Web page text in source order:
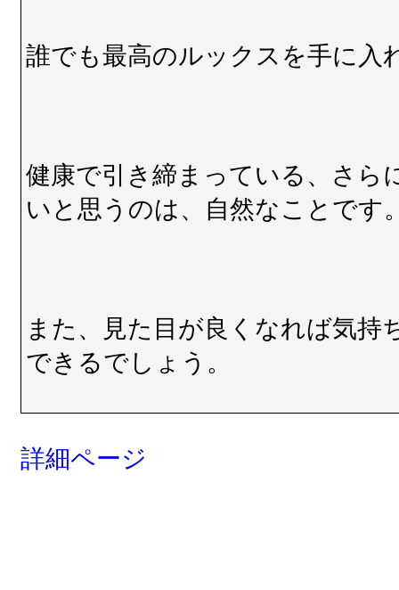
誰でも最高のルックスを手に入
健康で引き締まっている、さら
いと思うのは、自然なことです
また、見た目が良くなれば気持
できるでしょう。
詳細ページ